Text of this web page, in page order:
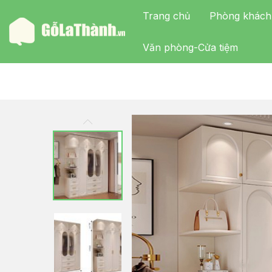
Trang chủ Phòng khách
Văn phòng-Cửa tiệm